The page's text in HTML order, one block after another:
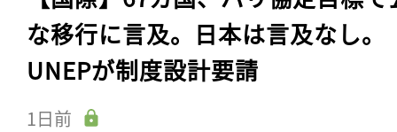
な移行に言及。日本は言及なし。
UNEPが制度設計要請
1日前